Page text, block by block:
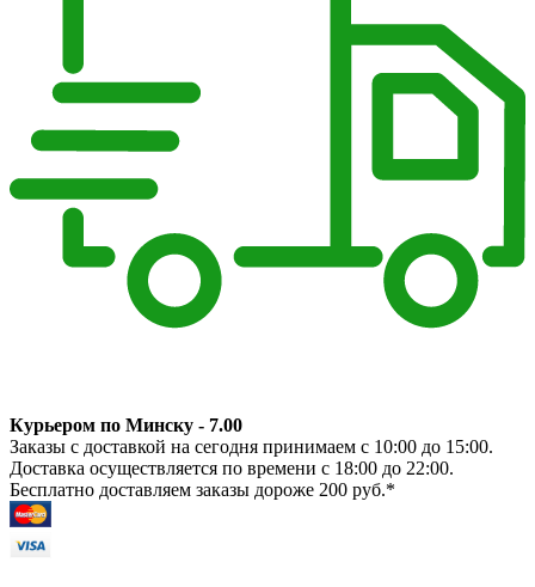
Курьером по Минску - 7.00
Заказы с доставкой на сегодня принимаем с 10:00 до 15:00.
Доставка осуществляется по времени с 18:00 до 22:00.
Бесплатно доставляем заказы дороже 200 руб.*